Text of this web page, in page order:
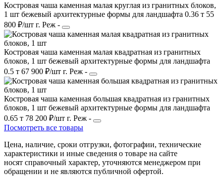
Костровая чаша каменная малая круглая из гранитных блоков,
1 шт бежевый архитектурные формы для ландшафта 0.36 т 55
800 ₽/шт г. Реж -
Костровая чаша каменная малая квадратная из гранитных
блоков, 1 шт бежевый архитектурные формы для ландшафта
0.5 т 67 900 ₽/шт г. Реж -
Костровая чаша каменная большая квадратная из гранитных
блоков, 1 шт бежевый архитектурные формы для ландшафта
0.65 т 78 200 ₽/шт г. Реж -
Посмотреть все товары
Цена, наличие, сроки отгрузки, фотографии, технические
характеристики и иные сведения о товаре на сайте
носят справочный характер, уточняются менеджером при
обращении и не являются публичной офертой.